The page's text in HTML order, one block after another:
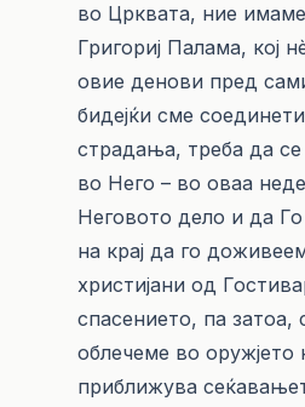
во Црквата, ние имаме
Григориј Палама, кој
овие денови пред
бидејќи сме
страдања, треба да
во Него – во оваа
Неговото дело и да
на крај да го
христијани од
спасението, па
облечеме во
приближува